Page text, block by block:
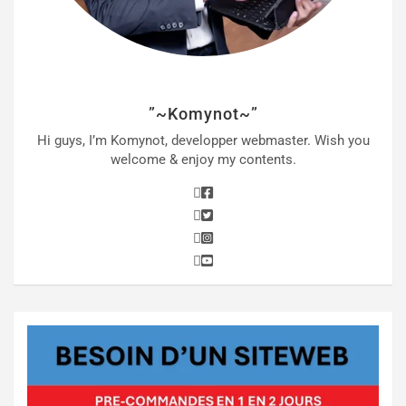
”~Komynot~”
Hi guys, I’m Komynot, developper webmaster. Wish you
welcome & enjoy my contents.